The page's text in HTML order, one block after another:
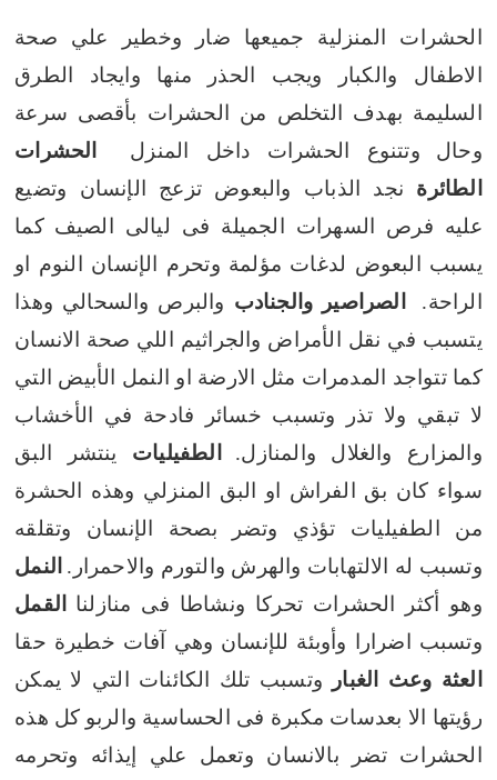
الحشرات المنزلية جميعها ضار وخطير علي صحة
الاطفال والكبار ويجب الحذر منها وايجاد الطرق
السليمة بهدف التخلص من الحشرات بأقصى سرعة
وحال
وتتنوع الحشرات داخل المنزل
الحشرات
الطائرة نجد الذباب والبعوض تزعج الإنسان وتضيع
عليه فرص السهرات الجميلة فى ليالى الصيف كما
يسبب البعوض لدغات مؤلمة وتحرم الإنسان النوم او
الراحة.
الصراصير والجنادب والبرص والسحالي وهذا
يتسبب في نقل الأمراض والجراثيم اللي صحة الانسان
كما تتواجد المدمرات مثل الارضة او النمل الأبيض التي
لا تبقي ولا تذر وتسبب خسائر فادحة في الأخشاب
والمزارع والغلال والمنازل.
الطفيليات ينتشر البق
سواء كان بق الفراش او البق المنزلي وهذه الحشرة
من الطفيليات تؤذي وتضر بصحة الإنسان وتقلقه
وتسبب له الالتهابات والهرش والتورم والاحمرار. النمل
وهو أكثر الحشرات تحركا ونشاطا فى منازلنا
القمل
وتسبب اضرارا وأوبئة للإنسان وهي آفات خطيرة حقا
العثة وعث الغبار
وتسبب تلك الكائنات التي لا يمكن
رؤيتها الا بعدسات مكبرة فى الحساسية والربو كل هذه
الحشرات تضر بالانسان وتعمل علي إيذائه وتحرمه